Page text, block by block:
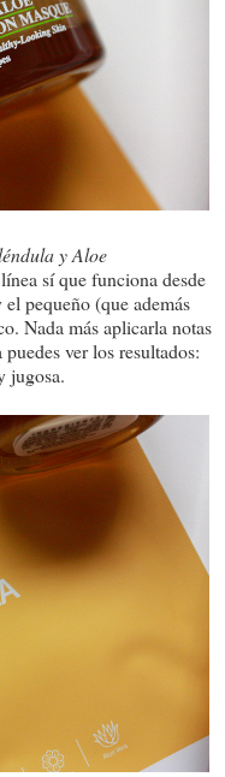
y Aloe
sí que funciona desde
pequeño (que además
Nada más aplicarla notas
ver los resultados:
jugosa.